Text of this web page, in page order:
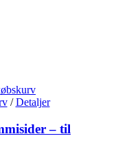
/ Detaljer
– til